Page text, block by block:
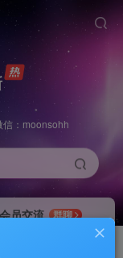
信：moonsohh
会员交流
群聊